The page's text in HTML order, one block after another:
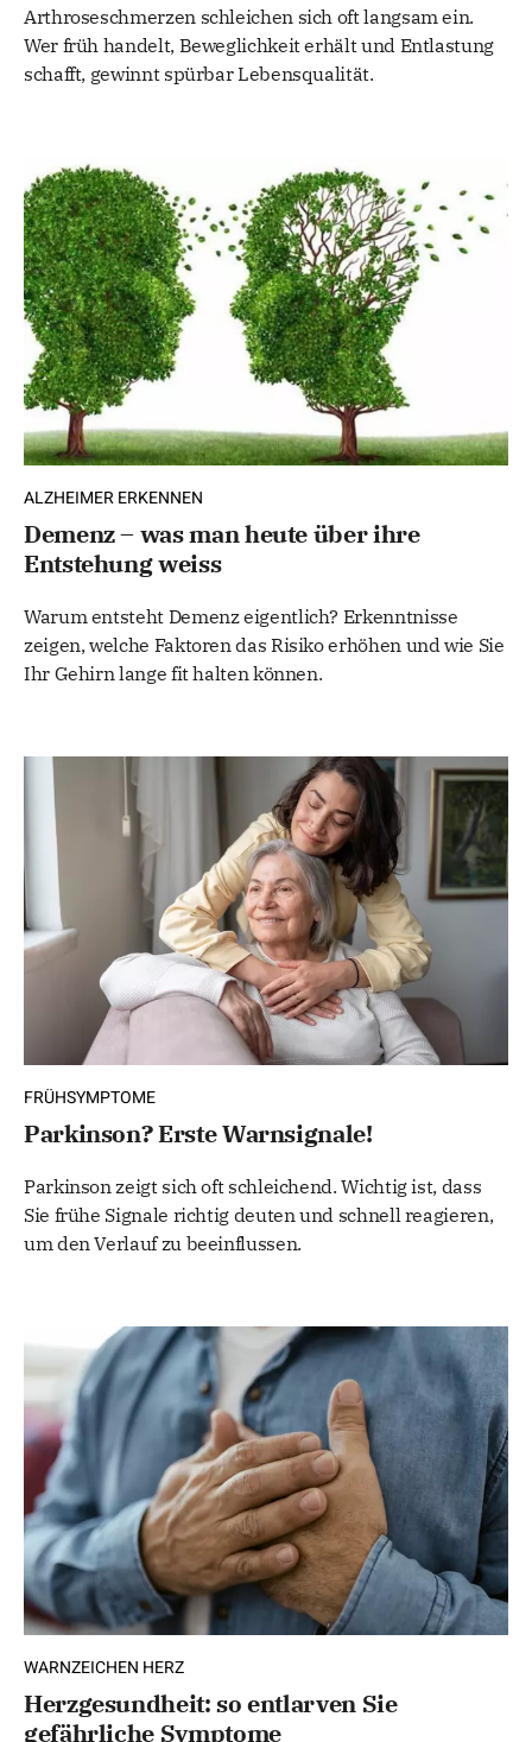
Arthroseschmerzen schleichen sich oft langsam ein.
Wer früh handelt, Beweglichkeit erhält und Entlastung
schafft, gewinnt spürbar Lebensqualität.
ALZHEIMER ERKENNEN
Demenz – was man heute über ihre
Entstehung weiss
Warum entsteht Demenz eigentlich? Erkenntnisse
zeigen, welche Faktoren das Risiko erhöhen und wie Sie
Ihr Gehirn lange fit halten können.
FRÜHSYMPTOME
Parkinson? Erste Warnsignale!
Parkinson zeigt sich oft schleichend. Wichtig ist, dass
Sie frühe Signale richtig deuten und schnell reagieren,
um den Verlauf zu beeinflussen.
WARNZEICHEN HERZ
Herzgesundheit: so entlarven Sie
gefährliche Symptome